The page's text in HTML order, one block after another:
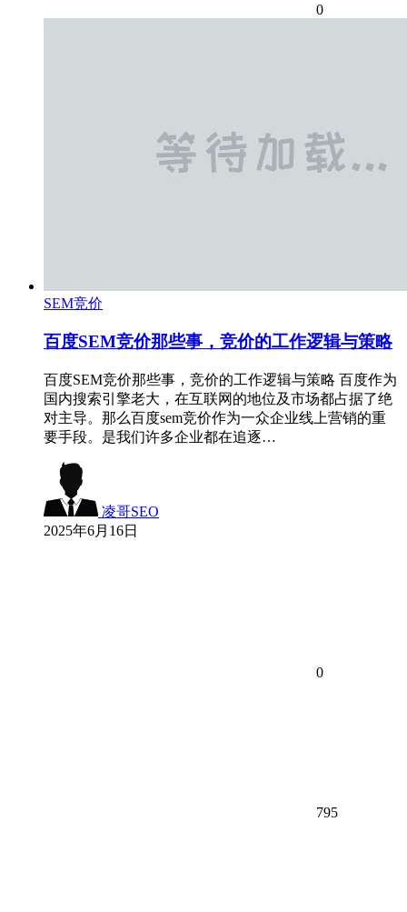
0
SEM竞价
百度SEM竞价那些事，竞价的工作逻辑与策略
百度SEM竞价那些事，竞价的工作逻辑与策略 百度作为
国内搜索引擎老大，在互联网的地位及市场都占据了绝
对主导。那么百度sem竞价作为一众企业线上营销的重
要手段。是我们许多企业都在追逐…
凌哥SEO
2025年6月16日
0
795